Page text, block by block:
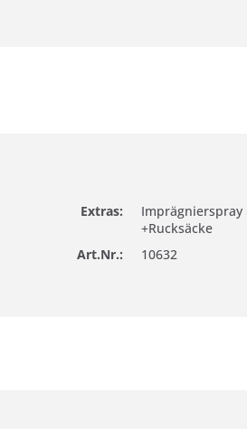
Extras:
Imprägnierspray
+Rucksäcke
Art.Nr.:
10632